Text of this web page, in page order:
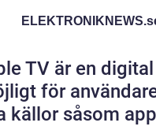
ELEKTRONIKNEWS.
TV är en
för
källor såsom